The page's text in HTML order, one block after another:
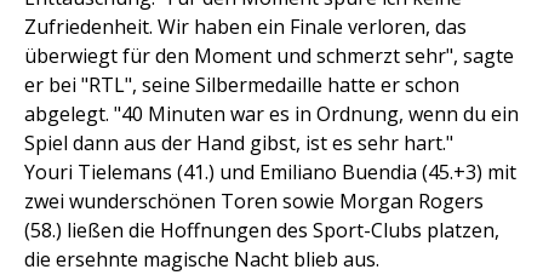
Zufriedenheit. Wir haben ein Finale verloren, das
überwiegt für den Moment und schmerzt sehr", sagte
er bei "RTL", seine Silbermedaille hatte er schon
abgelegt. "40 Minuten war es in Ordnung, wenn du ein
Spiel dann aus der Hand gibst, ist es sehr hart."
Youri Tielemans (41.) und Emiliano Buendia (45.+3) mit
zwei wunderschönen Toren sowie Morgan Rogers
(58.) ließen die Hoffnungen des Sport-Clubs platzen,
die ersehnte magische Nacht blieb aus.